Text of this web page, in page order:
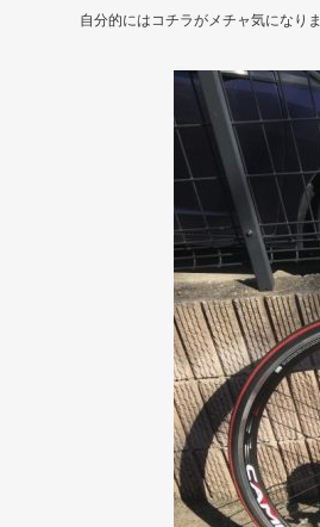
自分的にはコチラがメチャ気になり